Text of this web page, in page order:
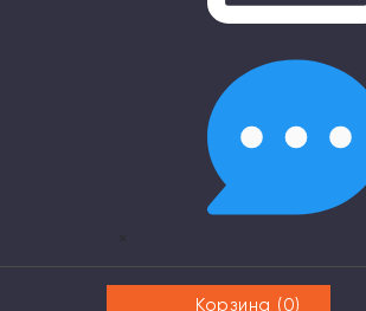
×
Корзина (0)